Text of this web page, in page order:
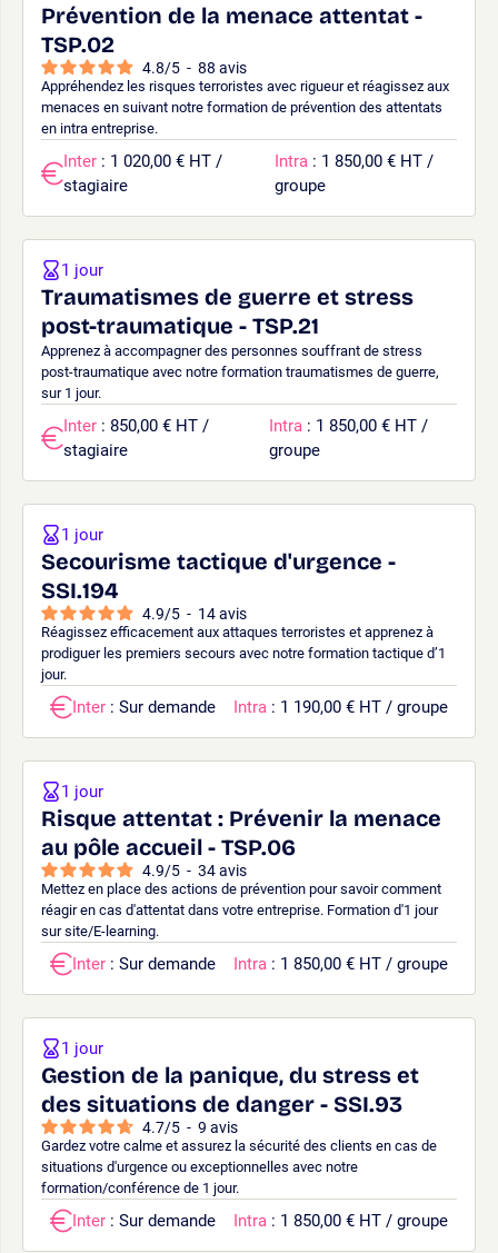
Prévention de la menace attentat -
TSP.02
4.8/5 - 88 avis
Appréhendez les risques terroristes avec rigueur et réagissez aux
menaces en suivant notre formation de prévention des attentats
en intra entreprise.
Inter : 1 020,00 € HT /
stagiaire
Intra : 1 850,00 € HT /
groupe
Traumatismes de guerre et stress
post-traumatique - TSP.21
Apprenez à accompagner des personnes souffrant de stress
post-traumatique avec notre formation traumatismes de guerre,
sur 1 jour.
1 jour
Inter : 850,00 € HT /
stagiaire
Intra : 1 850,00 € HT /
groupe
Secourisme tactique d'urgence -
SSI.194
4.9/5 - 14avis
Réagissez efficacement aux attaques terroristes et apprenez à
prodiguer les premiers secours avec notre formation tactique d’1
jour.
1 jour
Inter : Sur demande Intra : 1 190,00 € HT / groupe
Risque attentat : Prévenir la menace
au pôle accueil - TSP.06
4.9/5 - 34avis
Mettez en place des actions de prévention pour savoir comment
réagir en cas d'attentat dans votre entreprise. Formation d'1 jour
sur site/E-learning.
1 jour
Inter : Sur demande Intra : 1 850,00 € HT / groupe
Gestion de la panique, du stress et
des situations de danger - SSI.93
4.7/5 - 9 avis
Gardez votre calme et assurez la sécurité des clients en cas de
situations d'urgence ou exceptionnelles avec notre
formation/conférence de 1 jour.
1 jour
Inter : Sur demande Intra : 1 850,00 € HT / groupe